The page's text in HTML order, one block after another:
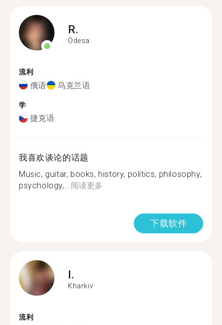
R.
Odesa
流利
俄语 乌克兰语
学
捷克语
我喜欢谈论的话题
Music, guitar, books, history, politics, philosophy,
psychology,...阅读更多
下载软件
I.
Kharkiv
流利